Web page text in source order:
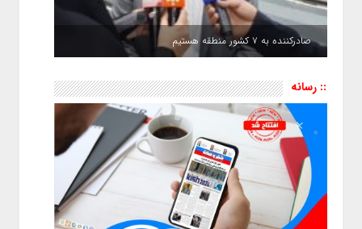
صادرکننده به ۷ کشور منطقه هستیم
:: رسانه